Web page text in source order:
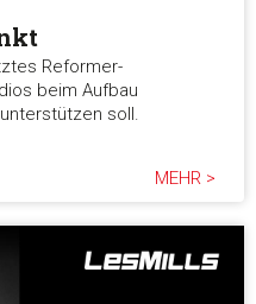
Reformer-
beim Aufbau
soll.
MEHR >